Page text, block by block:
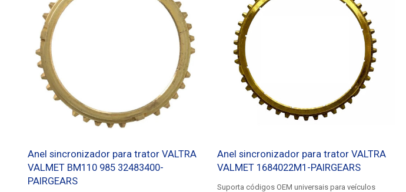
Anel sincronizador para trator VALTRA
VALMET BM110 985 32483400-
PAIRGEARS
Anel sincronizador para trator VALTRA
VALMET 1684022M1-PAIRGEARS
Suporta códigos OEM universais para veículos